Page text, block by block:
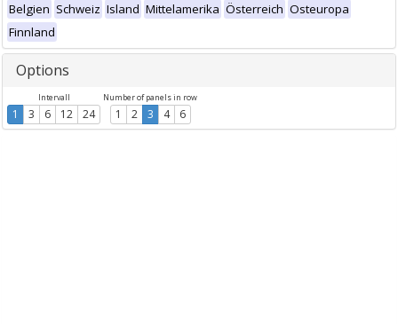
Belgien Schweiz Island Mittelamerika Österreich Osteuropa
Finnland
Options
Intervall
1 3 6 12 24
Number of panels in row
1 2 3 4 6